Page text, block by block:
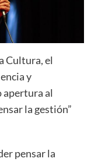
Cultura, el
y
apertura al
la gestión”
pensar la